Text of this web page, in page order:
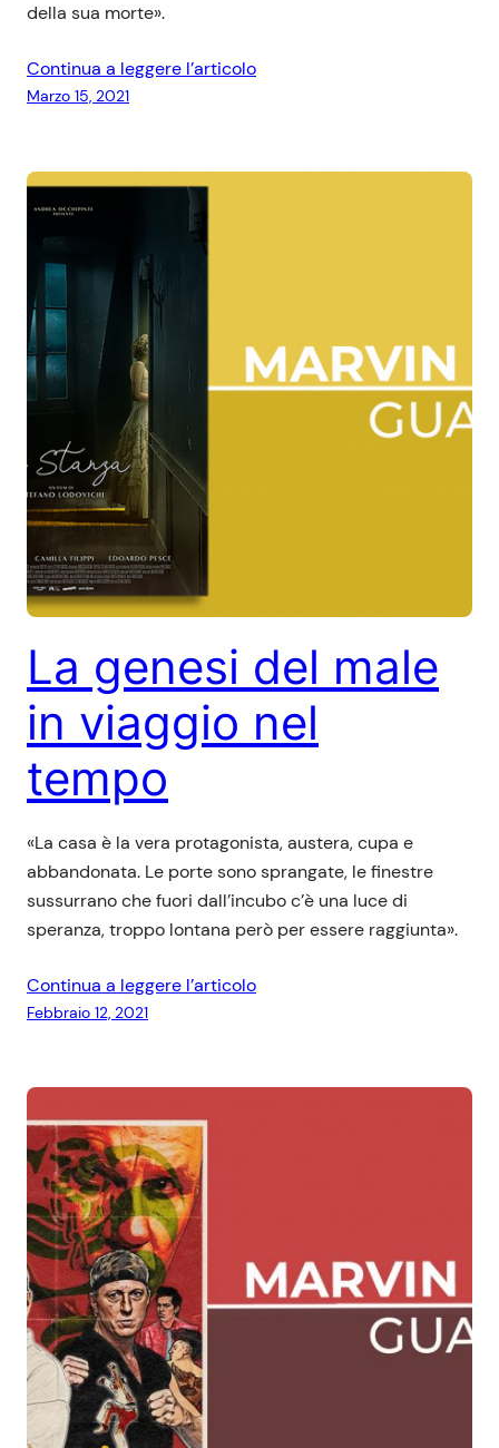
della sua morte».
Continua a leggere l’articolo
Marzo 15, 2021
La genesi del male
in viaggio nel
tempo
«La casa è la vera protagonista, austera, cupa e
abbandonata. Le porte sono sprangate, le finestre
sussurrano che fuori dall’incubo c’è una luce di
speranza, troppo lontana però per essere raggiunta».
Continua a leggere l’articolo
Febbraio 12, 2021